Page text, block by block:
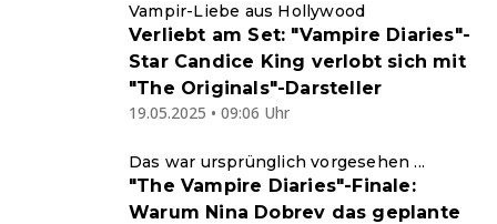
Vampir-Liebe aus Hollywood
Verliebt am Set: "Vampire Diaries"-
Star Candice King verlobt sich mit
"The Originals"-Darsteller
19.05.2025 • 09:06 Uhr
Das war ursprünglich vorgesehen ...
"The Vampire Diaries"-Finale:
Warum Nina Dobrev das geplante